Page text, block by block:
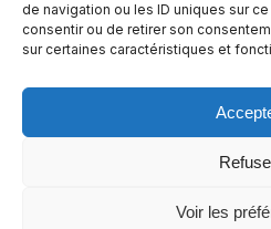
de navigation ou les ID uniques sur
consentir ou de retirer son
sur certaines caractéristiques et
Voir les
page
Facebook
une
Adresse